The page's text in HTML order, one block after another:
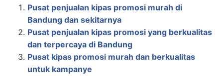
Pusat penjualan kipas promosi murah di
Bandung dan sekitarnya
Pusat penjualan kipas promosi yang berkualitas
dan terpercaya di Bandung
Pusat kipas promosi murah dan berkualitas
untuk kampanye